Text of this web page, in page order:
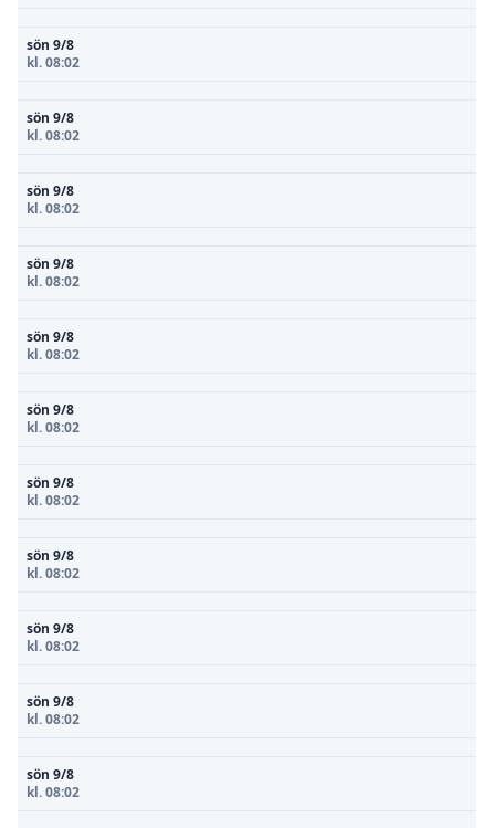
sön 9/8
kl. 08:02
sön 9/8
kl. 08:02
sön 9/8
kl. 08:02
sön 9/8
kl. 08:02
sön 9/8
kl. 08:02
sön 9/8
kl. 08:02
sön 9/8
kl. 08:02
sön 9/8
kl. 08:02
sön 9/8
kl. 08:02
sön 9/8
kl. 08:02
sön 9/8
kl. 08:02